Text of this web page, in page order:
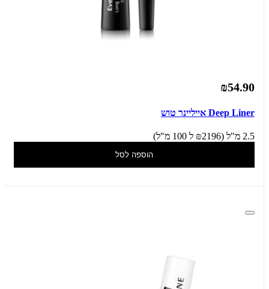
₪54.90
Deep Liner אייליינר טוש
2.5 מ"ל (₪2196 ל 100 מ"ל)
הוספה לסל